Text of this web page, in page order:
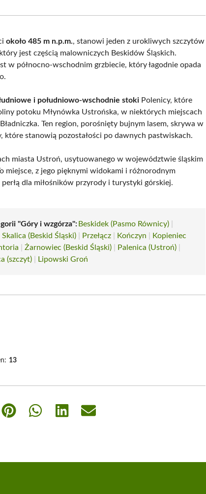
(Twitter)
około 485 m n.p.m., stanowi jeden z urokliwych szczytów
jest częścią malowniczych Beskidów Śląskich.
w północno-wschodnim grzbiecie, który łagodnie opada
i południowo-wschodnie stoki Polenicy, które
potoku Młynówka Ustrońska, w niektórych miejscach
Ten region, porośnięty bujnym lasem, skrywa w
które stanowią pozostałości po dawnych pastwiskach.
miasta Ustroń, usytuowanego w województwie śląskim
miejsce, z jego pięknymi widokami i różnorodnym
dla miłośników przyrody i turystyki górskiej.
"Góry i wzgórza":Beskidek (Pasmo Równicy)
|Skalica (Beskid Śląski) Przełącz Kończyn
Kopieniec
|Żarnowiec (Beskid Śląski) Palenica (Ustroń)
(szczyt) Lipowski Groń
13
Share
Share
Share
Share